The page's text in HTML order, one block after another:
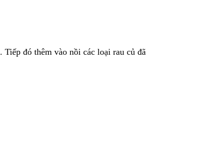
đó thêm vào nồi các loại rau củ đã